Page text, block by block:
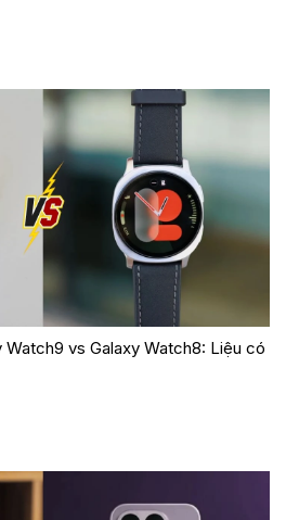
Watch9 vs Galaxy Watch8: Liệu có